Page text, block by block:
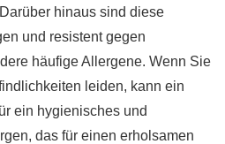
hinaus sind diese
und resistent gegen
häufige Allergene. Wenn Sie
leiden, kann ein
ein hygienisches und
das für einen erholsamen